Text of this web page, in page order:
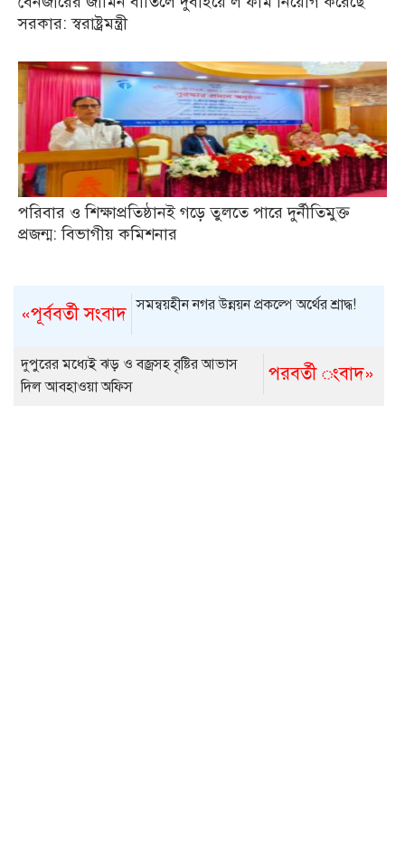
সরকার: স্বরাষ্ট্রমন্ত্রী
পরিবার ও শিক্ষাপ্রতিষ্ঠানই গড়ে তুলতে পারে দুর্নীতিমুক্ত
প্রজন্ম: বিভাগীয় কমিশনার
«পূর্ববর্তী সংবাদ সমন্বয়হীন নগর উন্নয়ন প্রকল্পে অর্থের শ্রাদ্ধ!
পরবর্তী ংবাদ»
দুপুরের মধ্যেই ঝড় ও বজ্রসহ বৃষ্টির আভাস
দিল আবহাওয়া অফিস